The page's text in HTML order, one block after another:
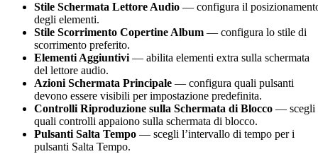
Stile Schermata Lettore Audio — configura il
degli elementi.
Stile Scorrimento Copertine Album — configura lo stile di
scorrimento preferito.
Elementi Aggiuntivi — abilita elementi extra sulla schermata
del lettore audio.
Azioni Schermata Principale — configura quali pulsanti
devono essere visibili per impostazione predefinita.
Controlli Riproduzione sulla Schermata di Blocco — scegli
quali controlli appaiono sulla schermata di blocco.
Pulsanti Salta Tempo — scegli l’intervallo di tempo per i
pulsanti Salta Tempo.